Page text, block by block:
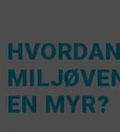
EN MYR?